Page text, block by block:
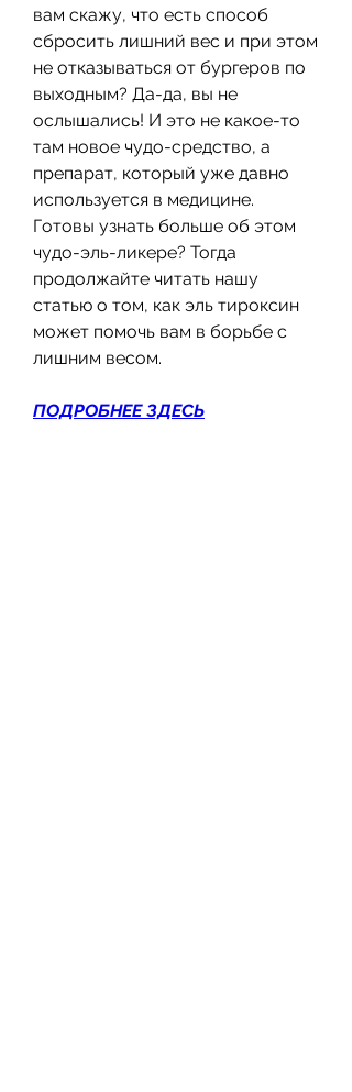
вам скажу, что есть способ
сбросить лишний вес и при этом
не отказываться от бургеров по
выходным? Да-да, вы не
ослышались! И это не какое-то
там новое чудо-средство, а
препарат, который уже давно
используется в медицине.
Готовы узнать больше об этом
чудо-эль-ликере? Тогда
продолжайте читать нашу
статью о том, как эль тироксин
может помочь вам в борьбе с
лишним весом.
ПОДРОБНЕЕ ЗДЕСЬ